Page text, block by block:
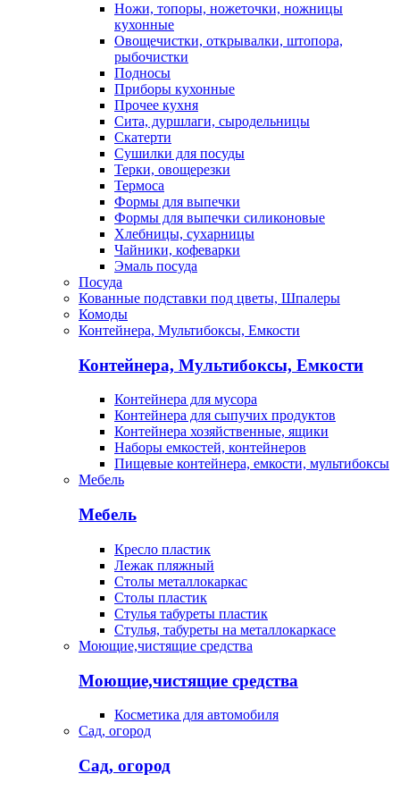
Ножи, топоры, ножеточки, ножницы
кухонные
Овощечистки, открывалки, штопора,
рыбочистки
Подносы
Приборы кухонные
Прочее кухня
Сита, дуршлаги, сыродельницы
Скатерти
Сушилки для посуды
Терки, овощерезки
Термоса
Формы для выпечки
Формы для выпечки силиконовые
Хлебницы, сухарницы
Чайники, кофеварки
Эмаль посуда
Посуда
Кованные подставки под цветы, Шпалеры
Комоды
Контейнера, Мультибоксы, Емкости
Контейнера, Мультибоксы, Емкости
Контейнера для мусора
Контейнера для сыпучих продуктов
Контейнера хозяйственные, ящики
Наборы емкостей, контейнеров
Пищевые контейнера, емкости, мультибоксы
Мебель
Мебель
Кресло пластик
Лежак пляжный
Столы металлокаркас
Столы пластик
Стулья табуреты пластик
Стулья, табуреты на металлокаркасе
Моющие,чистящие средства
Моющие,чистящие средства
Косметика для автомобиля
Сад, огород
Сад, огород